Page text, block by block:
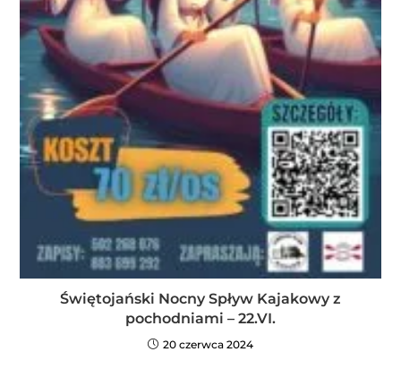
Świętojański Nocny Spływ Kajakowy z
pochodniami – 22.VI.
20 czerwca 2024